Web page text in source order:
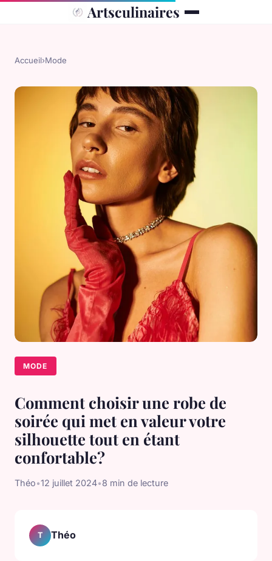
Artsculinaires
Accueil›Mode
MODE
Comment choisir une robe de
soirée qui met en valeur votre
silhouette tout en étant
confortable?
Théo•12 juillet 2024•8 min de lecture
T Théo